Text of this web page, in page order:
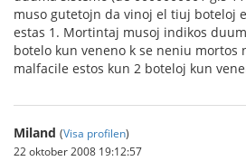
muso gutetojn da vinoj el tiuj boteloj
estas 1. Mortintaj musoj indikos
botelo kun veneno k se neniu mortos
malfacile estos kun 2 boteloj kun
Miland (Visa profilen)
22 oktober 2008 19:12:57